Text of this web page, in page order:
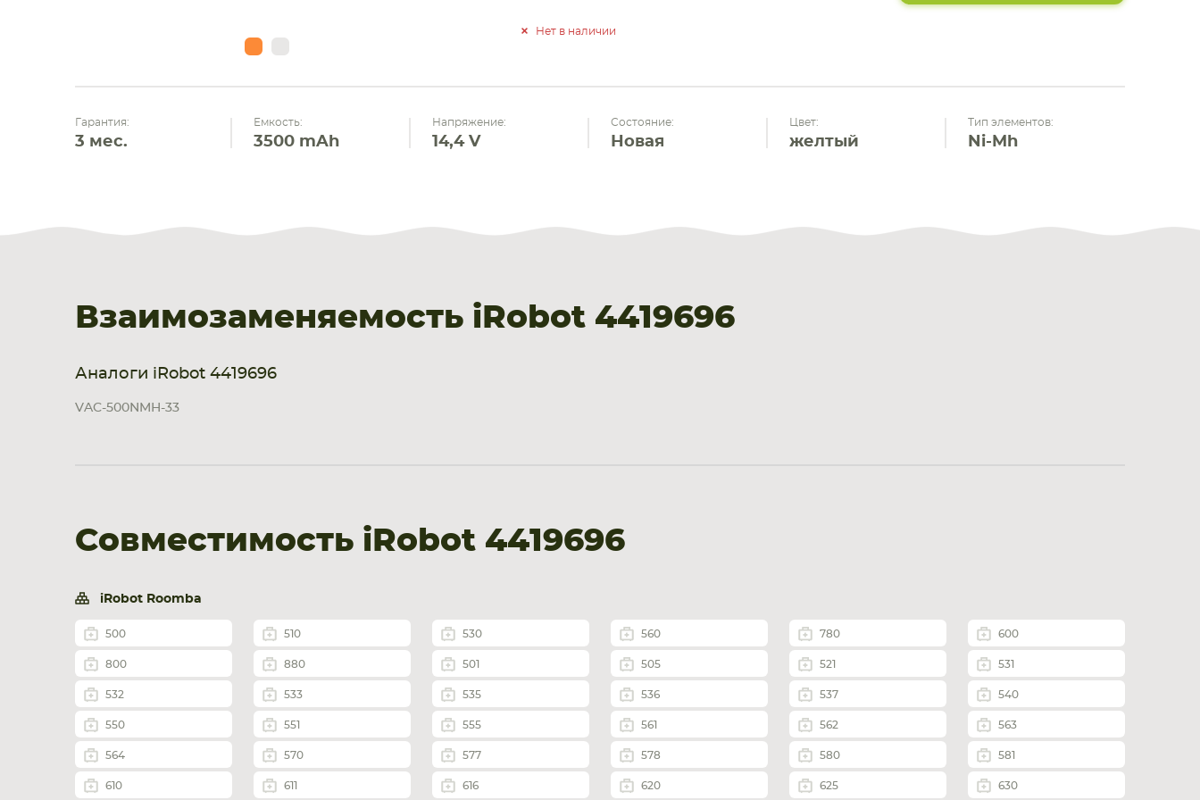
Нет в наличии
Гарантия:
3 мес.
Емкость:
3500 mAh
Напряжение:
14,4 V
Состояние:
Новая
Цвет:
желтый
Тип элементов:
Ni-Mh
Взаимозаменяемость iRobot 4419696
Аналоги iRobot 4419696
VAC-500NMH-33
Совместимость iRobot 4419696
iRobot Roomba
500 510 530 560 780 600
800 880 501 505 521 531
532 533 535 536 537 540
550 551 555 561 562 563
564 570 577 578 580 581
610 611 616 620 625 630